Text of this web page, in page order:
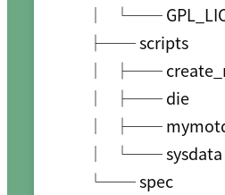
│   └──
├── scripts
│   ├──
│   ├── die
│   ├──
│   └── sysdata
└── spec